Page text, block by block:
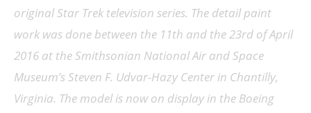
original Star Trek television series. The detail paint
work was done between the 11th and the 23rd of April
2016 at the Smithsonian National Air and Space
Museum’s Steven F. Udvar-Hazy Center in Chantilly,
Virginia. The model is now on display in the Boeing